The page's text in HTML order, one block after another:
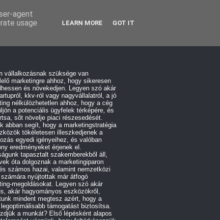
vállalkozásnak szüksége van
marketingre ahhoz, hogy sikeresen
és növekedjen. Legyen szó akár
kkv-ról vagy nagyvállalatról, a jó
nélkülözhetetlen ahhoz, hogy a cég
a potenciális ügyfelek térképére, és
sőt növelje piaci részesedését.
abban segít, hogy a marketingstratégia
tökéletesen illeszkedjenek a
egyedi igényeihez, és valóban
eredményeket érjenek el.
tapasztalt szakemberekből áll,
óta dolgoznak a marketingiparon
számos hazai, valamint nemzetközi
nyújtottak már átfogó
megoldásokat. Legyen szó akár
akár hagyományos eszközökről,
mindent megtesz azért, hogy a
legoptimálisabb támogatást biztosítsa.
a munkát? Első lépésként alapos
agent
usage
LEARN MORE GOT IT